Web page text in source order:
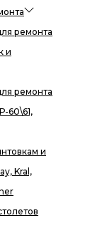
ремонта
и
ремонта
60\61,
и
Kral,